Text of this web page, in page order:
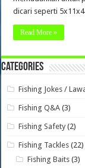
dicari seperti
Read More »
Categories
Fishing Jokes /
Fishing Q&A (3)
Fishing Safety (2)
Fishing Tackles (22)
Fishing Baits (3)